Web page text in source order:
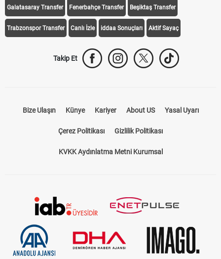
Galatasaray Transfer Fenerbahçe Transfer Beşiktaş Transfer
Trabzonspor Transfer Canlı İzle iddaa Sonuçları Aktif Sayaç
Takip Et
Bize Ulaşın Künye Kariyer About US Yasal Uyarı
Çerez Politikası Gizlilik Politikası
KVKK Aydınlatma Metni Kurumsal